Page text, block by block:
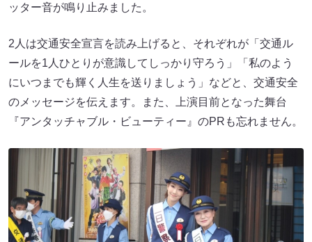
ッター音が鳴り止みました。
2人は交通安全宣言を読み上げると、それぞれが「交通ル
ールを1人ひとりが意識してしっかり守ろう」「私のよう
にいつまでも輝く人生を送りましょう」などと、交通安全
のメッセージを伝えます。また、上演目前となった舞台
『アンタッチャブル・ビューティー』のPRも忘れません。